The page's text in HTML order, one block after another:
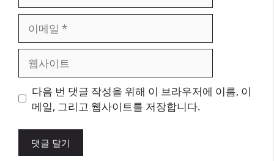
일
트
다음 번 댓글 작성을 위해 이 브라우저에 이름, 이
메일, 그리고 웹사이트를 저장합니다.